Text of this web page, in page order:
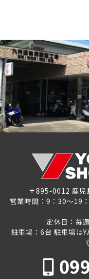
〒895-0012 鹿児
営業時間：9：30～19
定休日：毎
駐車場：6台 駐車場は